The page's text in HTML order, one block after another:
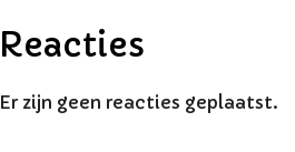
Reacties
Er zijn geen reacties geplaatst.